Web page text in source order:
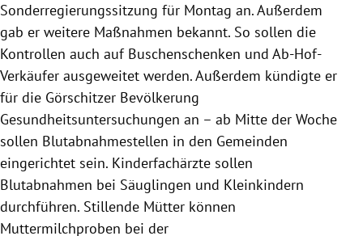
Sonderregierungssitzung für Montag an. Außerdem
gab er weitere Maßnahmen bekannt. So sollen die
Kontrollen auch auf Buschenschenken und Ab-Hof-
Verkäufer ausgeweitet werden. Außerdem kündigte er
für die Görschitzer Bevölkerung
Gesundheitsuntersuchungen an – ab Mitte der Woche
sollen Blutabnahmestellen in den Gemeinden
eingerichtet sein. Kinderfachärzte sollen
Blutabnahmen bei Säuglingen und Kleinkindern
durchführen. Stillende Mütter können
Muttermilchproben bei der